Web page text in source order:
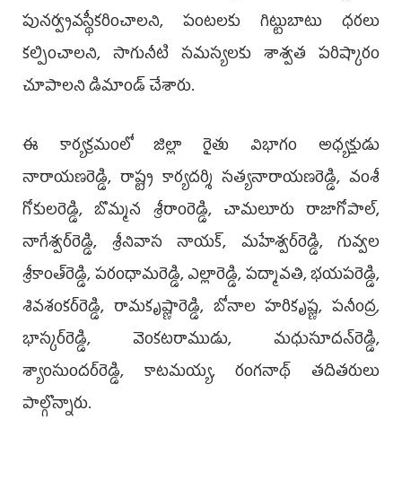
పునర్వ్యవస్థీకరించాలని, పంటలకు గిట్టుబాటు ధరలు
కల్పించాలని, సాగునీటి సమస్యలకు శాశ్వత పరిష్కారం
చూపాలని డిమాండ్ చేశారు.
ఈ కార్యక్రమంలో జిల్లా రైతు విభాగం అధ్యక్షుడు
నారాయణరెడ్డి, రాష్ట్ర కార్యదర్శి సత్యనారాయణరెడ్డి, వంశీ
గోకులరెడ్డి, బొమ్మన శ్రీరాంరెడ్డి, చామలూరు రాజాగోపాల్,
నాగేశ్వర్‌రెడ్డి, శ్రీనివాస నాయక్, మహేశ్వర్‌రెడ్డి, గువ్వల
శ్రీకాంత్‌రెడ్డి, పరంధామరెడ్డి, ఎల్లారెడ్డి, పద్మావతి, భయపరెడ్డి,
శివశంకర్‌రెడ్డి, రామకృష్ణారెడ్డి, బోనాల హరికృష్ణ, పనీంద్ర,
భాస్కర్‌రెడ్డి, వెంకటరాముడు, మధుసూదన్‌రెడ్డి,
శ్యాంసుందర్‌రెడ్డి, కాటమయ్య, రంగనాథ్ తదితరులు
పాల్గొన్నారు.